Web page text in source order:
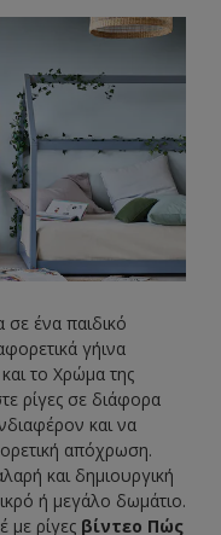
ένα παιδικό
γήινα
το Χρώμα της
ρίγες σε διάφορα
και να
απόχρωση.
και δημιουργική
ή μεγάλο δωμάτιο.
με ρίγες βίντεο Πώς